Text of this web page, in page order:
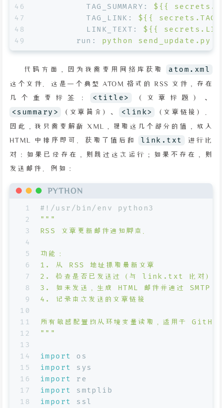
46
47
48
49
TAG_SUMMARY: ${{
TAG_LINK:
${{
LINK_TEXT:
${{
run:
python send_update.py
代码方面，因为我需要用网络库获取 atom.xml
这个文件。这是一个典型 ATOM 格式的 RSS 文件，存在
几个重要标签：
<title> （文章标题）、
<summary> （文章简介）、 <link>
（文章链接）。
因此，我只需要解析 XML，提取这几个部分的值，放入
HTML 中排序即可。获取了值后和
link.txt
进行比
对：如果已经存在，则跳过这次运行；如果不存在，则
发送邮件。例如：
PYTHON
1
2
3
4
5
6
7
8
9
10
11
12
13
14
15
16
17
18
#!/usr/bin/env python3
"""
RSS 文章更新邮件通知脚本。
功能：
1. 从 RSS 地址抓取最新文章
2. 检查是否已发送过（与 link.txt 比对）
3. 如未发送，生成 HTML 邮件并通过 SMTP
4. 记录本次发送的文章链接
所有敏感配置均从环境变量读取，适用于
"""
import
os
import
sys
import
re
import
smtplib
import
ssl